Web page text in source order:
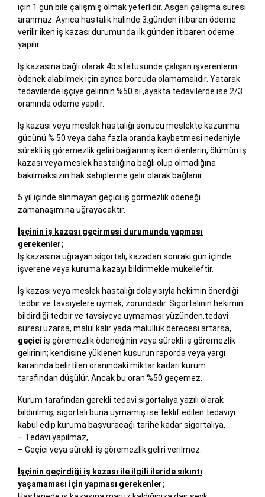
için 1 gün bile çalışmış olmak yeterlidir. Asgari çalışma süresi
aranmaz. Ayrıca hastalık halinde 3.günden itibaren ödeme
verilir iken iş kazası durumunda ilk günden itibaren ödeme
yapılır.
İş kazasına bağlı olarak 4b statüsünde çalışan işverenlerin
ödenek alabilmek için ayrıca borcuda olamamalıdır. Yatarak
tedavilerde işçiye gelirinin %50 si ,ayakta tedavilerde ise 2/3
oranında ödeme yapılır.
İş kazası veya meslek hastalığı sonucu meslekte kazanma
gücünü % 50 veya daha fazla oranda kaybetmesi nedeniyle
sürekli iş göremezlik geliri bağlanmış iken ölenlerin, ölümün iş
kazası veya meslek hastalığına bağlı olup olmadığına
bakılmaksızın hak sahiplerine gelir olarak bağlanır.
5 yıl içinde alınmayan geçici iş görmezlik ödeneği
zamanaşımına uğrayacaktır.
İşçinin iş kazası geçirmesi durumunda yapması
gerekenler;
İş kazasına uğrayan sigortalı, kazadan sonraki gün içinde
işverene veya kuruma kazayı bildirmekle mükelleftir.
İş kazası veya meslek hastalığı dolayısıyla hekimin önerdiği
tedbir ve tavsiyelere uymak, zorundadır. Sigortalının hekimin
bildirdiği tedbir ve tavsiyeye uymaması yüzünden,tedavi
süresi uzarsa, malul kalır yada malullük derecesi artarsa,
geçici iş göremezlik ödeneğinin veya sürekli iş göremezlik
gelirinin; kendisine yüklenen kusurun raporda veya yargı
kararında belirtilen oranındaki miktar kadarı kurum
tarafından düşülür. Ancak bu oran %50 geçemez.
Kurum tarafından gerekli tedavi sigortalıya yazılı olarak
bildirilmiş, sigortalı buna uymamış ise teklif edilen tedaviyi
kabul edip kuruma başvuracağı tarihe kadar sigortalıya,
– Tedavi yapılmaz,
– Geçici veya sürekli iş göremezlik geliri verilmez.
İşçinin geçirdiği iş kazası ile ilgili ileride sıkıntı
yaşamaması için yapması gerekenler;